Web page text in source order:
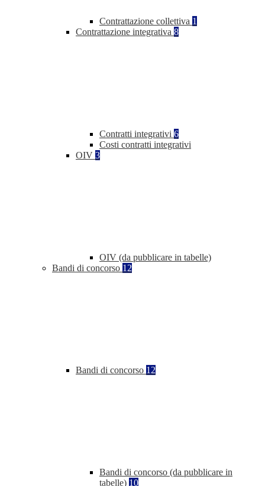
Contrattazione collettiva 1
Contrattazione integrativa 8
Contratti integrativi 6
Costi contratti integrativi
OIV 3
OIV (da pubblicare in tabelle)
Bandi di concorso 12
Bandi di concorso 12
Bandi di concorso (da pubblicare in
tabelle) 10